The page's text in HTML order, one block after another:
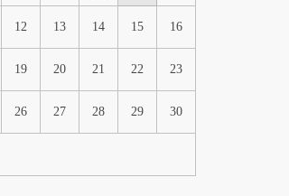
12 13 14 15 16
19 20 21 22 23
26 27 28 29 30